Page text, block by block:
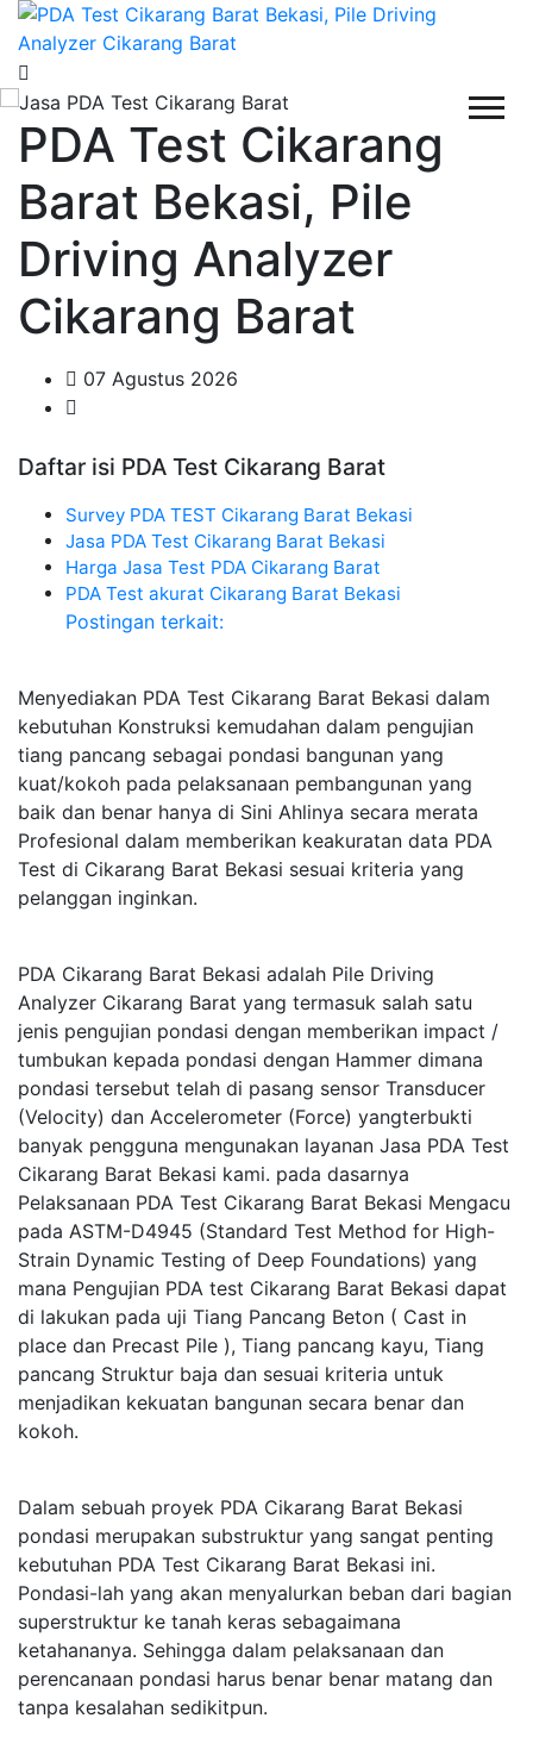
PDA Test Cikarang
Barat Bekasi, Pile
Driving Analyzer
Cikarang Barat
07 Agustus 2026
Daftar isi PDA Test Cikarang Barat
Survey PDA TEST Cikarang Barat Bekasi
Jasa PDA Test Cikarang Barat Bekasi
Harga Jasa Test PDA Cikarang Barat
PDA Test akurat Cikarang Barat Bekasi
Postingan terkait:
Menyediakan PDA Test Cikarang Barat Bekasi dalam
kebutuhan Konstruksi kemudahan dalam pengujian
tiang pancang sebagai pondasi bangunan yang
kuat/kokoh pada pelaksanaan pembangunan yang
baik dan benar hanya di Sini Ahlinya secara merata
Profesional dalam memberikan keakuratan data PDA
Test di Cikarang Barat Bekasi sesuai kriteria yang
pelanggan inginkan.
PDA Cikarang Barat Bekasi adalah Pile Driving
Analyzer Cikarang Barat yang termasuk salah satu
jenis pengujian pondasi dengan memberikan impact /
tumbukan kepada pondasi dengan Hammer dimana
pondasi tersebut telah di pasang sensor Transducer
(Velocity) dan Accelerometer (Force) yangterbukti
banyak pengguna mengunakan layanan Jasa PDA Test
Cikarang Barat Bekasi kami. pada dasarnya
Pelaksanaan PDA Test Cikarang Barat Bekasi Mengacu
pada ASTM-D4945 (Standard Test Method for High-
Strain Dynamic Testing of Deep Foundations) yang
mana Pengujian PDA test Cikarang Barat Bekasi dapat
di lakukan pada uji Tiang Pancang Beton ( Cast in
place dan Precast Pile ), Tiang pancang kayu, Tiang
pancang Struktur baja dan sesuai kriteria untuk
menjadikan kekuatan bangunan secara benar dan
kokoh.
Dalam sebuah proyek PDA Cikarang Barat Bekasi
pondasi merupakan substruktur yang sangat penting
kebutuhan PDA Test Cikarang Barat Bekasi ini.
Pondasi-lah yang akan menyalurkan beban dari bagian
superstruktur ke tanah keras sebagaimana
ketahananya. Sehingga dalam pelaksanaan dan
perencanaan pondasi harus benar benar matang dan
tanpa kesalahan sedikitpun.